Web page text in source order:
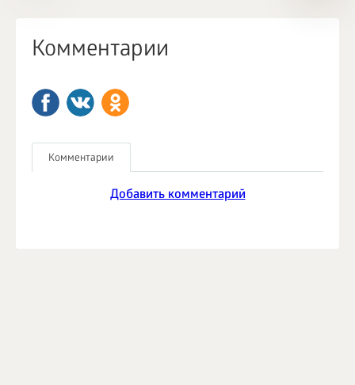
Комментарии
Комментарии
Добавить комментарий